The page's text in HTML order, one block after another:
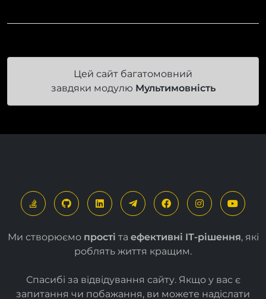
Цей сайт багатомовний
завдяки модулю Мультимовність
Ми створюємо прості та ефективні ІТ-рішення, які
роблять життя кращим.
Спасибі за відвідування сайту. Якщо у вас є
запитання чи побажання, ви можете надіслати